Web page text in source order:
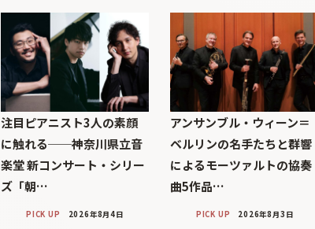
注目ピアニスト3人の素顔
に触れる──神奈川県立音
楽堂 新コンサート・シリー
ズ「朝…
PICK UP 2026年8月4日
アンサンブル・ウィーン＝
ベルリンの名手たちと群響
によるモーツァルトの協奏
曲5作品…
PICK UP 2026年8月3日